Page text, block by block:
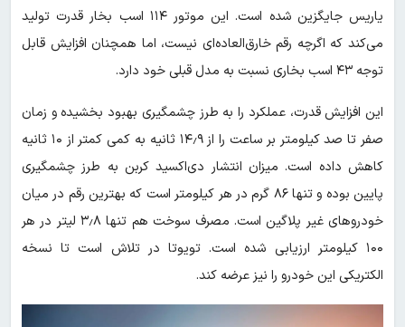
یاریس جایگزین شده است. این موتور ۱۱۴ اسب بخار قدرت تولید
می‌کند که اگرچه رقم خارق‌العاده‌ای نیست، اما همچنان افزایش قابل
توجه ۴۳ اسب بخاری نسبت به مدل قبلی خود دارد.
این افزایش قدرت، عملکرد را به طرز چشمگیری بهبود بخشیده و زمان
صفر تا صد کیلومتر بر ساعت را از ۱۴٫۹ ثانیه به کمی کمتر از ۱۰ ثانیه
کاهش داده است. میزان انتشار دی‌اکسید کربن به طرز چشمگیری
پایین بوده و تنها ۸۶ گرم در هر کیلومتر است که بهترین رقم در میان
خودروهای غیر پلاگین است. مصرف سوخت هم تنها ۳٫۸ لیتر در هر
۱۰۰ کیلومتر ارزیابی شده است. تویوتا در تلاش است تا نسخه
الکتریکی این خودرو را نیز عرضه کند.